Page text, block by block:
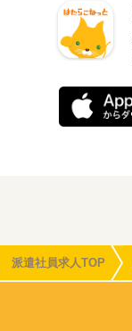
派遣社員求人TOP